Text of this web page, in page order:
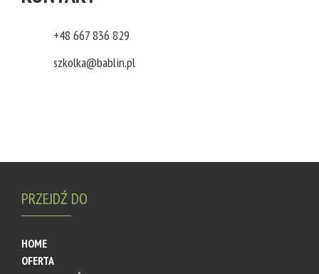
+48 667 836 829
szkolka@bablin.pl
PRZEJDŹ DO
HOME
OFERTA